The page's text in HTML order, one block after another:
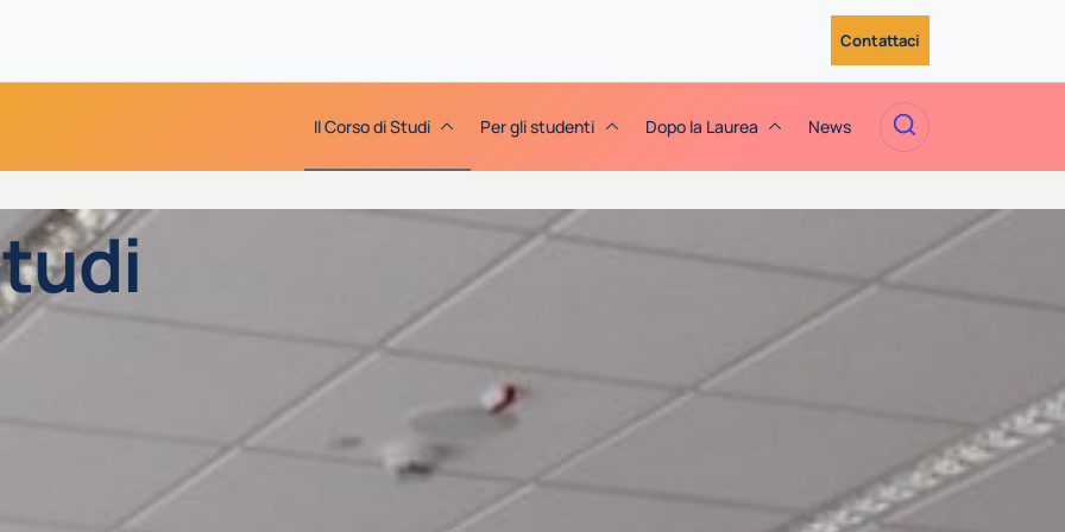
Contattaci
Il Corso di Studi Per gli studenti Dopo la Laurea News